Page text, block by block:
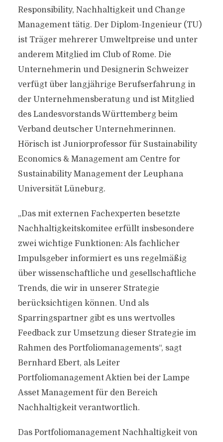
Responsibility, Nachhaltigkeit und Change
Management tätig. Der Diplom-Ingenieur (TU)
ist Träger mehrerer Umweltpreise und unter
anderem Mitglied im Club of Rome. Die
Unternehmerin und Designerin Schweizer
verfügt über langjährige Berufserfahrung in
der Unternehmensberatung und ist Mitglied
des Landesvorstands Württemberg beim
Verband deutscher Unternehmerinnen.
Hörisch ist Juniorprofessor für Sustainability
Economics & Management am Centre for
Sustainability Management der Leuphana
Universität Lüneburg.
„Das mit externen Fachexperten besetzte
Nachhaltigkeitskomitee erfüllt insbesondere
zwei wichtige Funktionen: Als fachlicher
Impulsgeber informiert es uns regelmäßig
über wissenschaftliche und gesellschaftliche
Trends, die wir in unserer Strategie
berücksichtigen können. Und als
Sparringspartner gibt es uns wertvolles
Feedback zur Umsetzung dieser Strategie im
Rahmen des Portfoliomanagements“, sagt
Bernhard Ebert, als Leiter
Portfoliomanagement Aktien bei der Lampe
Asset Management für den Bereich
Nachhaltigkeit verantwortlich.
Das Portfoliomanagement Nachhaltigkeit von